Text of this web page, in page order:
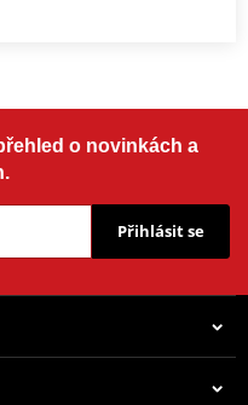
o novinkách a
Přihlásit se